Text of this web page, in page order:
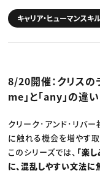
動画配信・映像制
編集・ライティング
ディレクション
TOP Creator’s コ
Webクリエイター
ゲームクリエイター
クリエイターインタ
C＆R Magazine
セミナー
ニュース・トレンド
Web
映像
ゲーム・エンタメ
広告
出版
CREATIVE
プロフ
キャリア・ヒューマンスキ
8/20開催：クリスの
me」と「any」の違い
クリーク･アンド･リバー
に触れる機会を増やす取
このシリーズでは、 「楽
に、混乱しやすい文法に